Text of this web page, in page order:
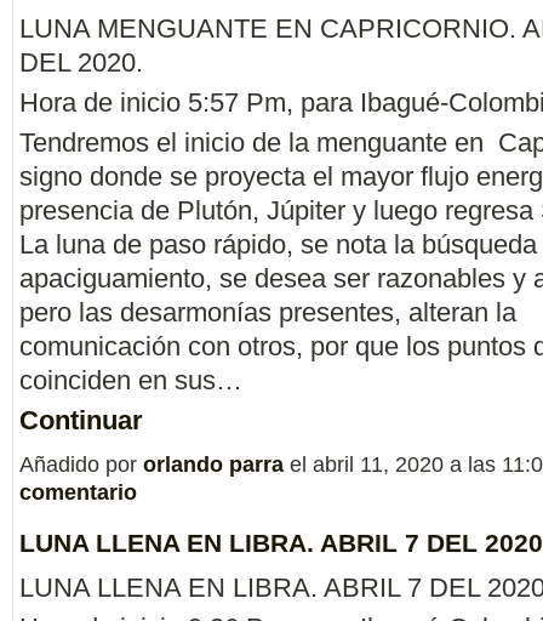
LUNA MENGUANTE EN CAPRICORNIO.
DEL 2020.
Hora de inicio 5:57 Pm, para Ibagué-
Tendremos el inicio de la menguante en
signo donde se proyecta el mayor flujo
presencia de Plutón, Júpiter y luego regresa
La luna de paso rápido, se nota la búsqueda
apaciguamiento, se desea ser razonables y
pero las desarmonías presentes, alteran la
comunicación con otros, por que los puntos
coinciden en sus…
Continuar
Añadido por orlando parra el abril 11, 2020 a las
comentario
LUNA LLENA EN LIBRA. ABRIL 7 DEL
LUNA LLENA EN LIBRA. ABRIL 7 DEL